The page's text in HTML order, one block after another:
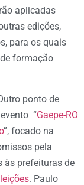
aplicadas
edições,
para os quais
formação
ponto de
“Gaepe-RO
”, focado na
pela
às prefeituras de
. Paulo